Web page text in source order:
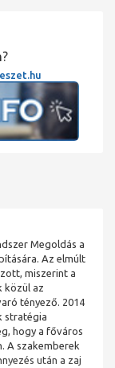
Megoldás a
Az elmúlt
miszerint a
közül az
tényező. 2014
stratégia
hogy a főváros
A szakemberek
után a zaj